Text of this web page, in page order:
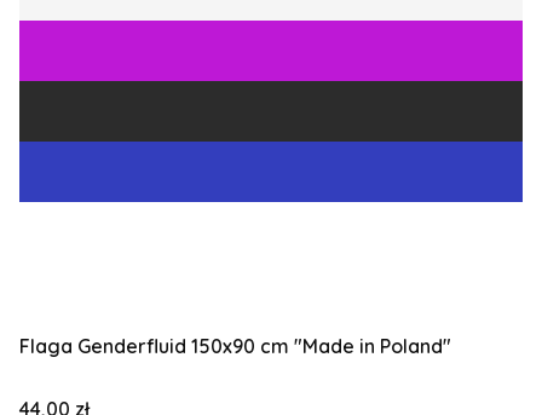
Flaga Genderfluid 150x90 cm "Made in Poland"
Cena
44,00 zł